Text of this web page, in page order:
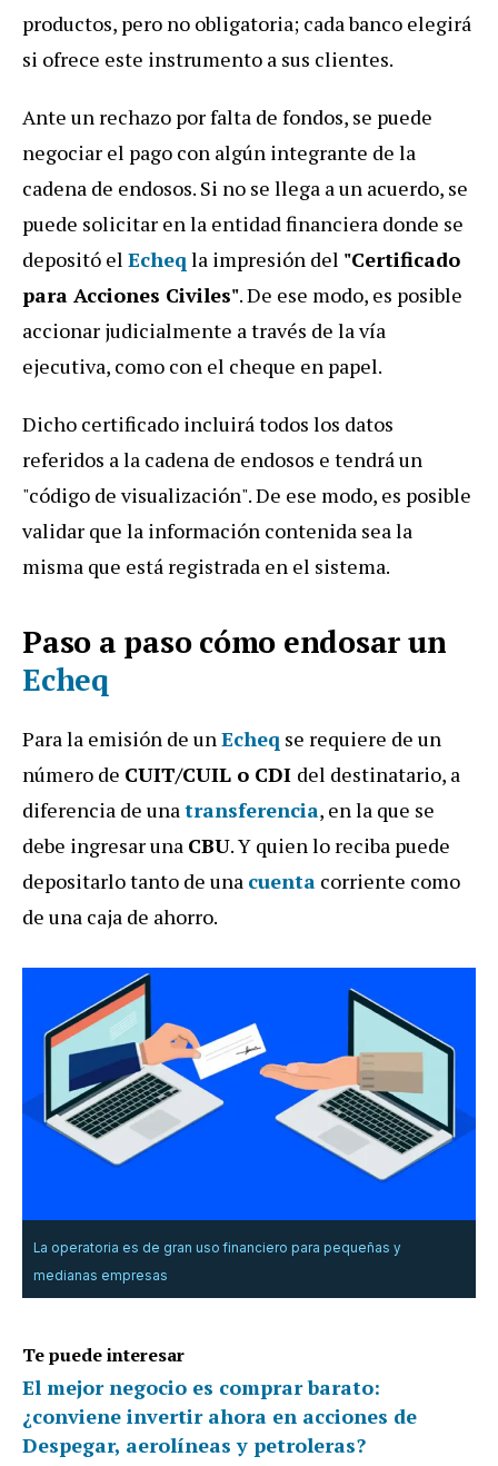
productos, pero no obligatoria; cada banco elegirá
si ofrece este instrumento a sus clientes.
Ante un rechazo por falta de fondos, se puede
negociar el pago con algún integrante de la
cadena de endosos. Si no se llega a un acuerdo, se
puede solicitar en la entidad financiera donde se
depositó el Echeq la impresión del "Certificado
para Acciones Civiles". De ese modo, es posible
accionar judicialmente a través de la vía
ejecutiva, como con el cheque en papel.
Dicho certificado incluirá todos los datos
referidos a la cadena de endosos e tendrá un
"código de visualización". De ese modo, es posible
validar que la información contenida sea la
misma que está registrada en el sistema.
Paso a paso cómo endosar un
Echeq
Para la emisión de unEcheq se requiere de un
número de CUIT/CUIL o CDI del destinatario, a
diferencia de unatransferencia, en la que se
debe ingresar una CBU. Y quien lo reciba puede
depositarlo tanto de una cuenta corriente como
de una caja de ahorro.
La operatoria es de gran uso financiero para pequeñas y
medianas empresas
Te puede interesar
El mejor negocio es comprar barato:
¿conviene invertir ahora en acciones de
Despegar, aerolíneas y petroleras?